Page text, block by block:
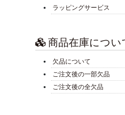
ラッピングサービス
商品在庫につい
欠品について
ご注文後の一部欠品
ご注文後の全欠品